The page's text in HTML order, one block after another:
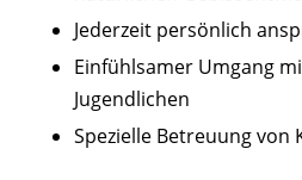
Jederzeit persönlich
Einfühlsamer Umgang
Jugendlichen
Spezielle Betreuung von